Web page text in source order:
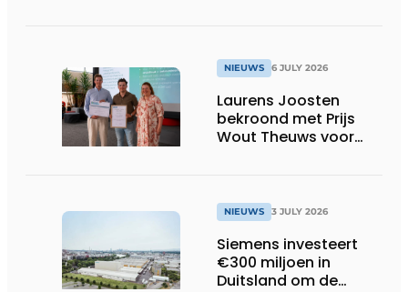
NIEUWS 6 JULY 2026
Laurens Joosten
bekroond met Prijs
Wout Theuws voor
NIEUWS 3 JULY 2026
Siemens investeert
€300 miljoen in
Duitsland om de